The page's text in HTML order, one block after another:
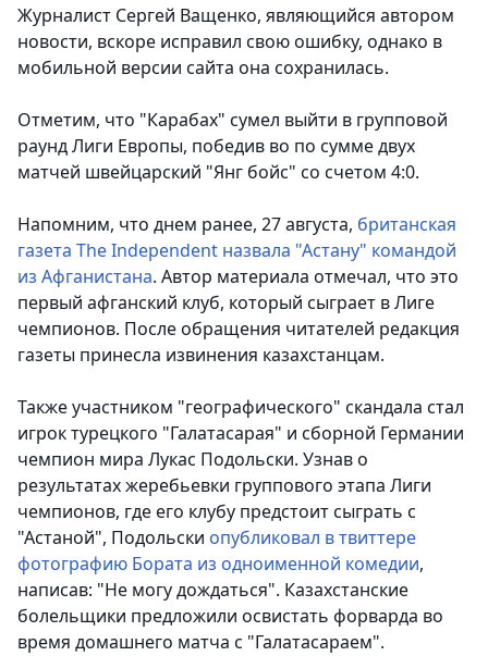
Журналист Сергей Ващенко, являющийся автором
новости, вскоре исправил свою ошибку, однако в
мобильной версии сайта она сохранилась.
Отметим, что "Карабах" сумел выйти в групповой
раунд Лиги Европы, победив во по сумме двух
матчей швейцарский "Янг бойс" со счетом 4:0.
Напомним, что днем ранее, 27 августа, британская
газета The Independent назвала "Астану" командой
из Афганистана. Автор материала отмечал, что это
первый афганский клуб, который сыграет в Лиге
чемпионов. После обращения читателей редакция
газеты принесла извинения казахстанцам.
Также участником "географического" скандала стал
игрок турецкого "Галатасарая" и сборной Германии
чемпион мира Лукас Подольски. Узнав о
результатах жеребьевки группового этапа Лиги
чемпионов, где его клубу предстоит сыграть с
"Астаной", Подольски опубликовал в твиттере
фотографию Бората из одноименной комедии,
написав: "Не могу дождаться". Казахстанские
болельщики предложили освистать форварда во
время домашнего матча с "Галатасараем".